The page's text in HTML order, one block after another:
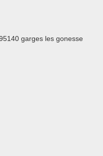
garges les gonesse